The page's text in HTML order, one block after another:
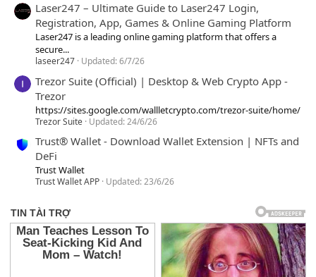
Laser247 – Ultimate Guide to Laser247 Login,
Registration, App, Games & Online Gaming Platform
Laser247 is a leading online gaming platform that offers a
secure...
laseer247 Updated:6/7/26
Trezor Suite (Official) | Desktop & Web Crypto App -
Trezor
https://sites.google.com/wallletcrypto.com/trezor-suite/home/
Trezor Suite Updated:24/6/26
Trust® Wallet - Download Wallet Extension | NFTs and
DeFi
Trust Wallet
Trust Wallet APP Updated:23/6/26